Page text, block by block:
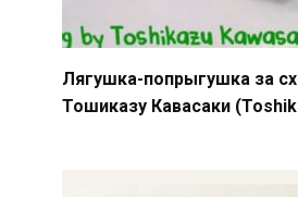
Лягушка-попрыгушка за
Тошиказу Кавасаки